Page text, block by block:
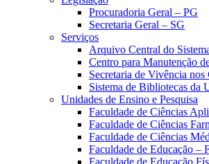
Procuradoria Geral – PG
Secretaria Geral – SG
Serviços
Arquivo Central do
Centro para Manutenção
Secretaria de Vivência
Sistema de Bibliotecas da
Unidades de Ensino e Pesquisa
Faculdade de Ciências
Faculdade de Ciências
Faculdade de Ciências
Faculdade de Educação –
Faculdade de Educação